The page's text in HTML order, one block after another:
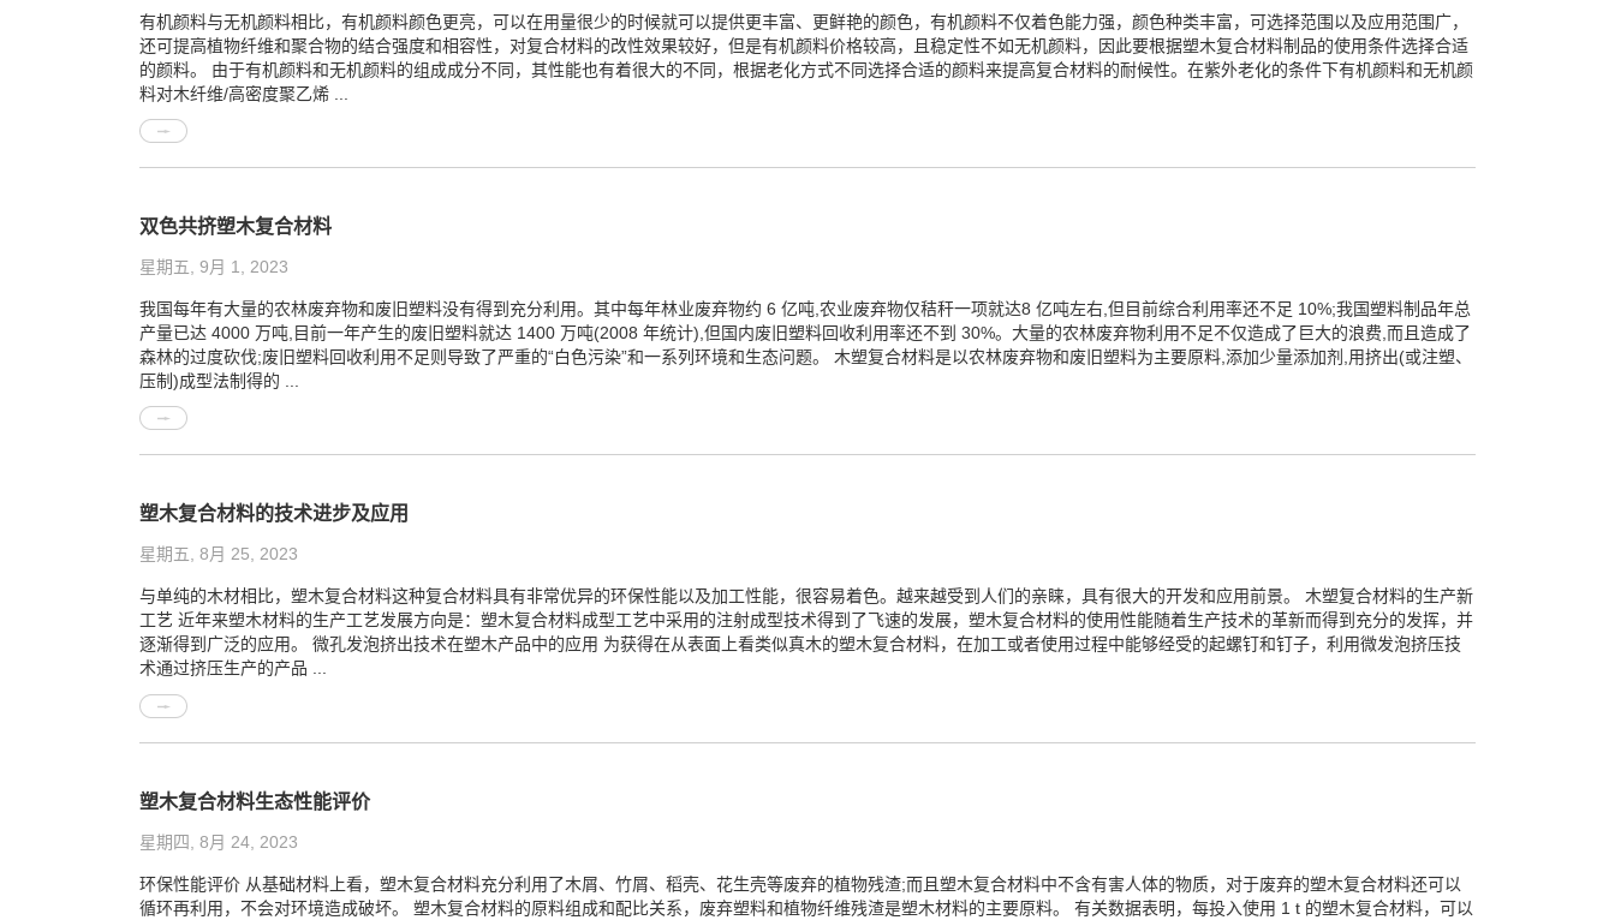
有机颜料与无机颜料相比，有机颜料颜色更亮，可以在用量很少的时候就可以提供更丰富、更鲜艳的颜色，有机颜料不仅着色能力强，颜色种类丰富，可选择范围以及应用范围广，
还可提高植物纤维和聚合物的结合强度和相容性，对复合材料的改性效果较好，但是有机颜料价格较高，且稳定性不如无机颜料，因此要根据塑木复合材料制品的使用条件选择合适
的颜料。 由于有机颜料和无机颜料的组成成分不同，其性能也有着很大的不同，根据老化方式不同选择合适的颜料来提高复合材料的耐候性。在紫外老化的条件下有机颜料和无机颜
料对木纤维/高密度聚乙烯 ...
双色共挤塑木复合材料
星期五, 9月 1, 2023
我国每年有大量的农林废弃物和废旧塑料没有得到充分利用。其中每年林业废弃物约 6 亿吨,农业废弃物仅秸秆一项就达8 亿吨左右,但目前综合利用率还不足 10%;我国塑料制品年总
产量已达 4000 万吨,目前一年产生的废旧塑料就达 1400 万吨(2008 年统计),但国内废旧塑料回收利用率还不到 30%。大量的农林废弃物利用不足不仅造成了巨大的浪费,而且造成了
森林的过度砍伐;废旧塑料回收利用不足则导致了严重的“白色污染”和一系列环境和生态问题。 木塑复合材料是以农林废弃物和废旧塑料为主要原料,添加少量添加剂,用挤出(或注塑、
压制)成型法制得的 ...
塑木复合材料的技术进步及应用
星期五, 8月 25, 2023
与单纯的木材相比，塑木复合材料这种复合材料具有非常优异的环保性能以及加工性能，很容易着色。越来越受到人们的亲睐，具有很大的开发和应用前景。 木塑复合材料的生产新
工艺 近年来塑木材料的生产工艺发展方向是：塑木复合材料成型工艺中采用的注射成型技术得到了飞速的发展，塑木复合材料的使用性能随着生产技术的革新而得到充分的发挥，并
逐渐得到广泛的应用。 微孔发泡挤出技术在塑木产品中的应用 为获得在从表面上看类似真木的塑木复合材料，在加工或者使用过程中能够经受的起螺钉和钉子，利用微发泡挤压技
术通过挤压生产的产品 ...
塑木复合材料生态性能评价
星期四, 8月 24, 2023
环保性能评价 从基础材料上看，塑木复合材料充分利用了木屑、竹屑、稻壳、花生壳等废弃的植物残渣;而且塑木复合材料中不含有害人体的物质，对于废弃的塑木复合材料还可以
循环再利用，不会对环境造成破坏。 塑木复合材料的原料组成和配比关系，废弃塑料和植物纤维残渣是塑木材料的主要原料。 有关数据表明，每投入使用 1 t 的塑木复合材料，可以